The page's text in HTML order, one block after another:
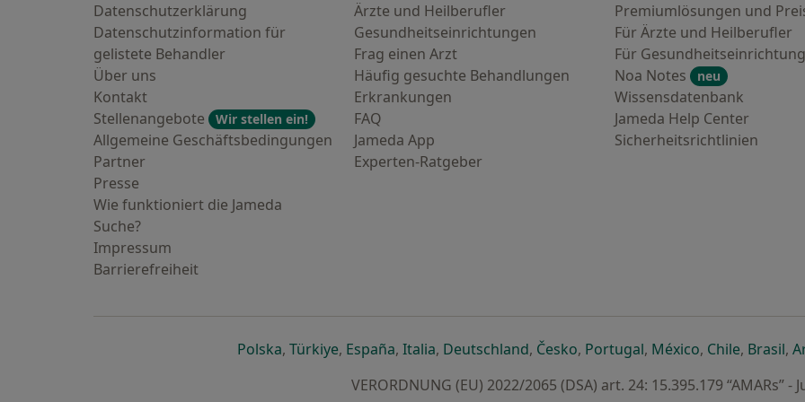
Datenschutzerklärung
Datenschutzinformation für
gelistete Behandler
Über uns
Kontakt
Stellenangebote
Wir stellen ein!
Allgemeine Geschäftsbedingungen
Partner
Presse
Wie funktioniert die Jameda
Suche?
Impressum
Barrierefreiheit
Ärzte und Heilberufler
Gesundheitseinrichtungen
Frag einen Arzt
Häufig gesuchte Behandlungen
Erkrankungen
FAQ
Jameda App
Experten-Ratgeber
Premiumlösungen und
Für Ärzte und Heilberufler
Für
Noa Notes
neu
Wissensdatenbank
Jameda Help Center
Sicherheitsrichtlinien
Polskaöffnet in einer neuen Registerkarte
, Türkiyeöffnet in einer neuen Registerkarte
, Españaöffnet in einer neuen Registerkarte
, Italiaöffnet in einer neuen Registerkarte
, Deutschlandöffnet in einer neuen Registerkarte
, Českoöffnet in einer neuen
, Portugalöffnet in einer neuen
, Méxicoöffnet in einer
, Chileöffnet in
, Brasil,
VERORDNUNG (EU) 2022/2065 (DSA) art. 24: 15.395.179 “AMARs” -